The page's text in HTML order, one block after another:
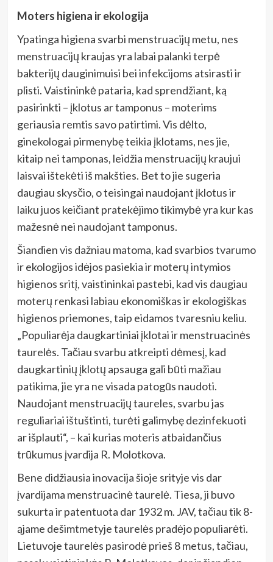
Moters higiena ir ekologija
Ypatinga higiena svarbi menstruacijų metu, nes
menstruacijų kraujas yra labai palanki terpė
bakterijų dauginimuisi bei infekcijoms atsirasti ir
plisti. Vaistininkė pataria, kad sprendžiant, ką
pasirinkti – įklotus ar tamponus – moterims
geriausia remtis savo patirtimi. Vis dėlto,
ginekologai pirmenybę teikia įklotams, nes jie,
kitaip nei tamponas, leidžia menstruacijų kraujui
laisvai ištekėti iš makšties. Bet to jie sugeria
daugiau skysčio, o teisingai naudojant įklotus ir
laiku juos keičiant pratekėjimo tikimybė yra kur kas
mažesnė nei naudojant tamponus.
Šiandien vis dažniau matoma, kad svarbios tvarumo
ir ekologijos idėjos pasiekia ir moterų intymios
higienos sritį, vaistininkai pastebi, kad vis daugiau
moterų renkasi labiau ekonomiškas ir ekologiškas
higienos priemones, taip eidamos tvaresniu keliu.
„Populiarėja daugkartiniai įklotai ir menstruacinės
taurelės. Tačiau svarbu atkreipti dėmesį, kad
daugkartinių įklotų apsauga gali būti mažiau
patikima, jie yra ne visada patogūs naudoti.
Naudojant menstruacijų taureles, svarbu jas
reguliariai ištuštinti, turėti galimybę dezinfekuoti
ar išplauti“, – kai kurias moteris atbaidančius
trūkumus įvardija R. Molotkova.
Bene didžiausia inovacija šioje srityje vis dar
įvardijama menstruacinė taurelė. Tiesa, ji buvo
sukurta ir patentuota dar 1932 m. JAV, tačiau tik 8-
ąjame dešimtmetyje taurelės pradėjo populiarėti.
Lietuvoje taurelės pasirodė prieš 8 metus, tačiau,